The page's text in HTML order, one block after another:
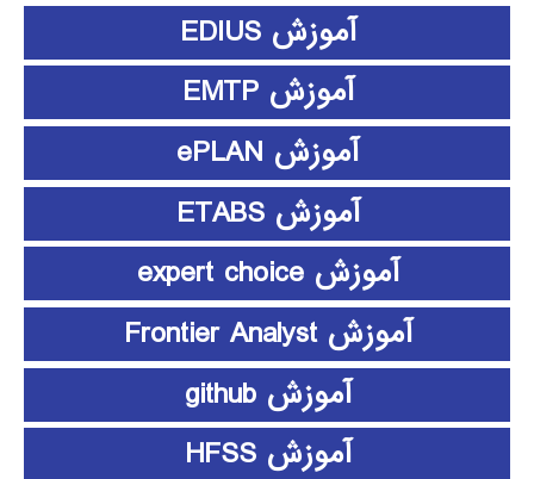
آموزش EDIUS
آموزش EMTP
آموزش ePLAN
آموزش ETABS
آموزش expert choice
آموزش Frontier Analyst
آموزش github
آموزش HFSS